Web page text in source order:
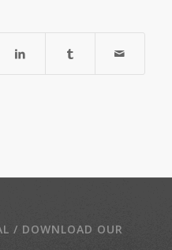
/ DOWNLOAD OUR